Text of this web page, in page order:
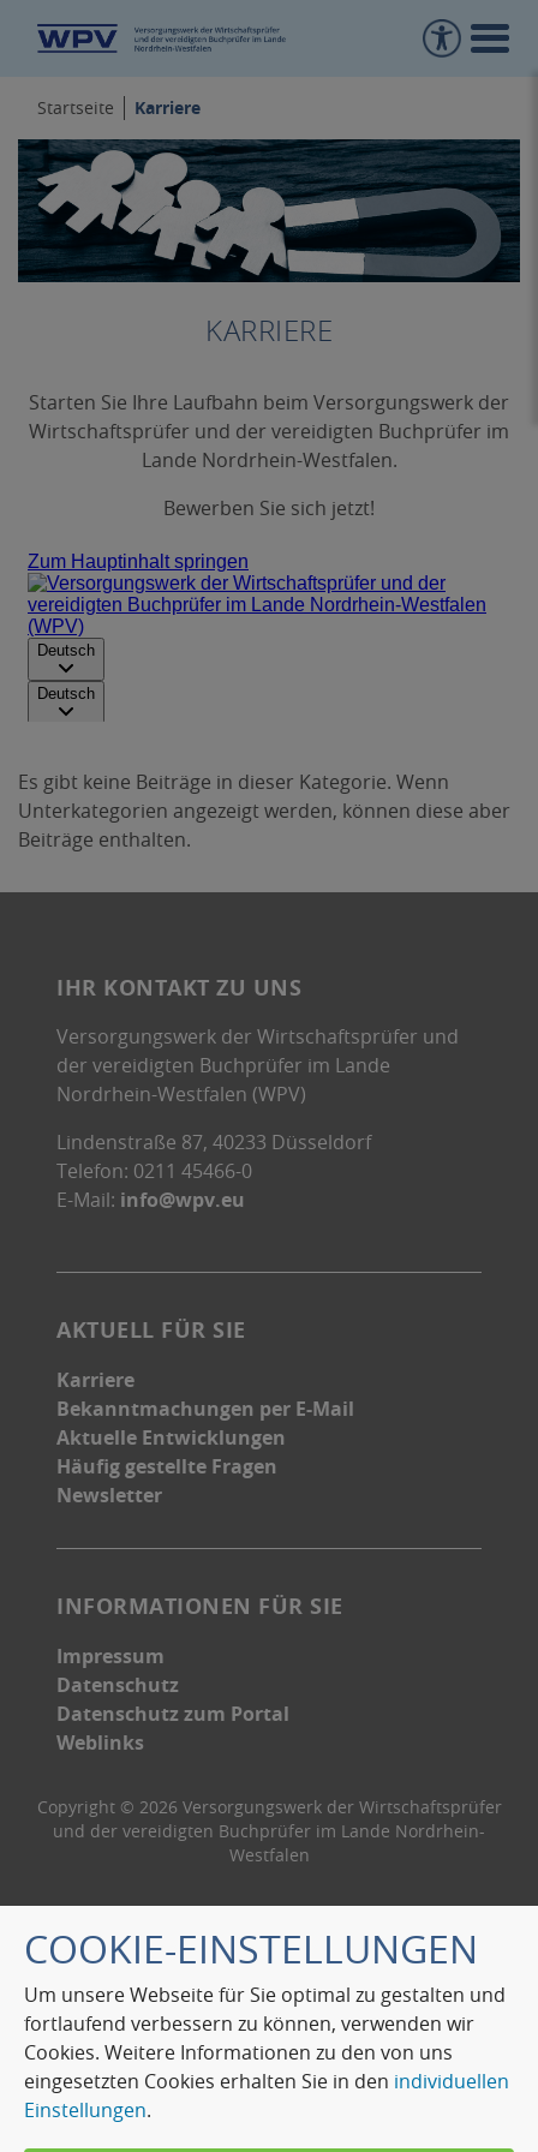
Startseite Karriere
KARRIERE
Starten Sie Ihre Laufbahn beim Versorgungswerk der
Wirtschaftsprüfer und der vereidigten Buchprüfer im
Lande Nordrhein-Westfalen.
Bewerben Sie sich jetzt!
Es gibt keine Beiträge in dieser Kategorie. Wenn
Unterkategorien angezeigt werden, können diese aber
Beiträge enthalten.
INFORMATIONEN FÜR SIE
Impressum
Datenschutz
Datenschutz zum Portal
Weblinks
AKTUELL FÜR SIE
Karriere
Bekanntmachungen per E-Mail
Aktuelle Entwicklungen
Häufig gestellte Fragen
Newsletter
IHR KONTAKT ZU UNS
Versorgungswerk der Wirtschaftsprüfer und
der vereidigten Buchprüfer im Lande
Nordrhein-Westfalen (WPV)
Lindenstraße 87, 40233 Düsseldorf
Telefon: 0211 45466-0
E-Mail: info@wpv.eu
Copyright © 2026 Versorgungswerk der Wirtschaftsprüfer
und der vereidigten Buchprüfer im Lande Nordrhein-
Westfalen
COOKIE-EINSTELLUNGEN
Um unsere Webseite für Sie optimal zu gestalten und
fortlaufend verbessern zu können, verwenden wir
Cookies. Weitere Informationen zu den von uns
eingesetzten Cookies erhalten Sie in den individuellen
Einstellungen.